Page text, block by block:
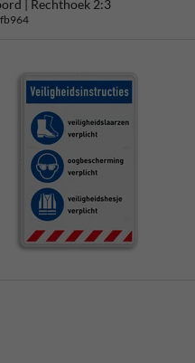
| Rechthoek 2:3